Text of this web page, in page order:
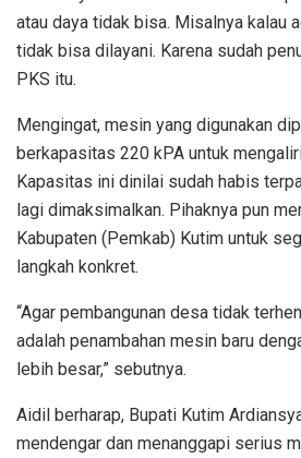
atau daya tidak bisa. Misalnya kalau
tidak bisa dilayani. Karena sudah
PKS itu.
Mengingat, mesin yang digunakan
berkapasitas 220 kPA untuk
Kapasitas ini dinilai sudah habis
lagi dimaksimalkan. Pihaknya pun
Kabupaten (Pemkab) Kutim untuk
langkah konkret.
“Agar pembangunan desa tidak
adalah penambahan mesin baru
lebih besar,” sebutnya.
Aidil berharap, Bupati Kutim
mendengar dan menanggapi serius